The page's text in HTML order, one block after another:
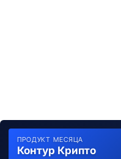
ПРОДУКТ МЕСЯЦА
Контур Крипто